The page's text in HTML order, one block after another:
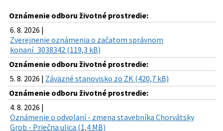
Oznámenie odboru životné prostredie:
6. 8. 2026 |
Zverejnenie oznámenia o začatom správnom
konaní_3038342 (119,3 kB)
Oznámenie odboru životné prostredie:
5. 8. 2026 | Záväzné stanovisko zo ZK (420,7 kB)
Oznámenie odboru životné prostredie:
4. 8. 2026 |
Oznámenie o odvolaní - zmena stavebníka Chorvátsky
Grob - Priečna ulica (1,4 MB)